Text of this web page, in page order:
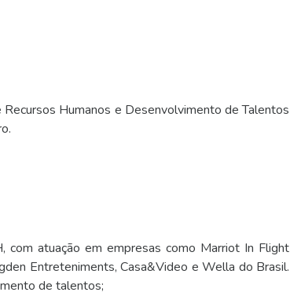
Humanos e Desenvolvimento de Talentos
atuação em empresas como Marriot In Flight
Entreteniments, Casa&Video e Wella do Brasil.
de talentos;